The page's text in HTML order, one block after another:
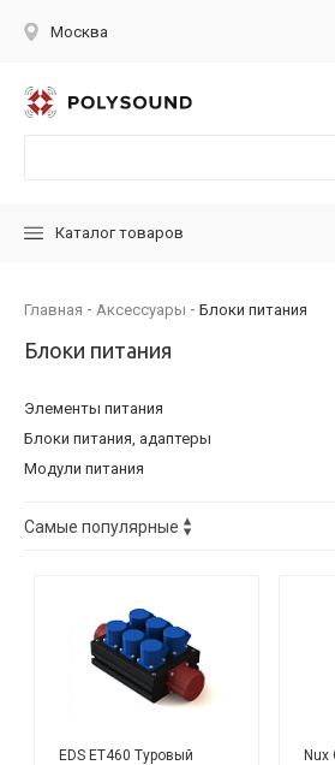
Москва
Каталог товаров
Главная Аксессуары Блоки питания
Блоки питания
Элементы питания
Блоки питания, адаптеры
Модули питания
EDS ET460 Туровый
Nux